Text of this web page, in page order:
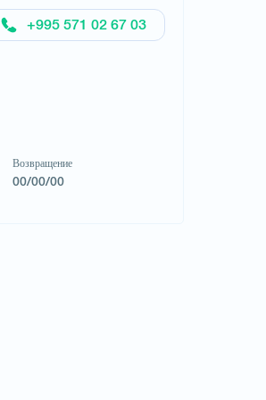
Запросить тур
+995 571 02 67 03
Возвращение
00/00/00